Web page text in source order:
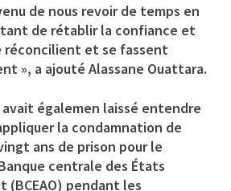
de nous revoir de temps en
de rétablir la confiance et
réconcilient et se fassent
», a ajouté Alassane Ouattara.
égalemen laissé entendre
la condamnation de
ans de prison pour le
centrale des États
(BCEAO) pendant les